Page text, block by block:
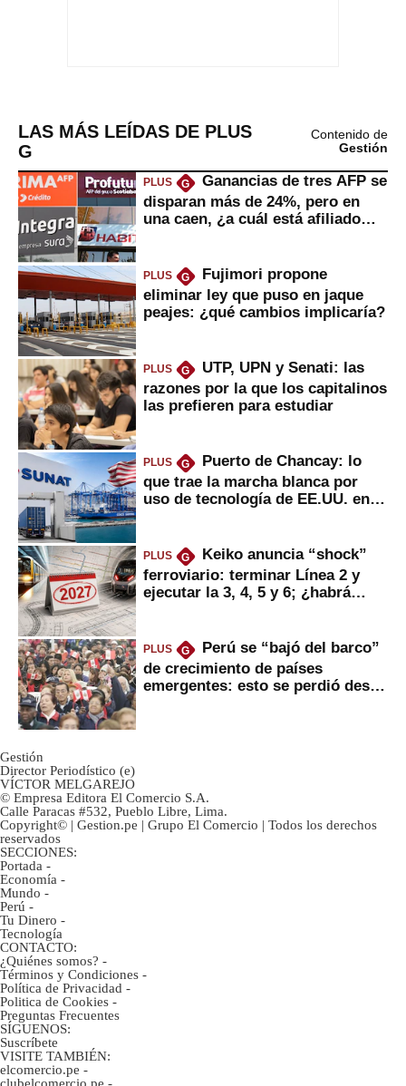
LAS MÁS LEÍDAS DE PLUS
G
Contenido de
Gestión
PLUS G
Ganancias de tres AFP se
disparan más de 24%, pero en
una caen, ¿a cuál está afiliado
PLUS G
Fujimori propone
eliminar ley que puso en jaque
peajes: ¿qué cambios implicaría?
PLUS G
UTP, UPN y Senati: las
razones por la que los capitalinos
las prefieren para estudiar
PLUS G
Puerto de Chancay: lo
que trae la marcha blanca por
uso de tecnología de EE.UU. en
PLUS G
Keiko anuncia “shock”
ferroviario: terminar Línea 2 y
ejecutar la 3, 4, 5 y 6; ¿habrá
PLUS G
Perú se “bajó del barco”
de crecimiento de países
emergentes: esto se perdió desde
Gestión
Director Periodístico (e)
VÍCTOR MELGAREJO
© Empresa Editora El Comercio S.A.
Calle Paracas #532, Pueblo Libre, Lima.
Copyright© | Gestion.pe | Grupo El Comercio | Todos los derechos
reservados
SECCIONES:
Portada -
Economía -
Mundo -
Perú -
Tu Dinero -
Tecnología
CONTACTO:
¿Quiénes somos? -
Términos y Condiciones -
Política de Privacidad -
Politica de Cookies -
Preguntas Frecuentes
SÍGUENOS:
Suscríbete
VISITE TAMBIÉN:
elcomercio.pe -
clubelcomercio.pe -